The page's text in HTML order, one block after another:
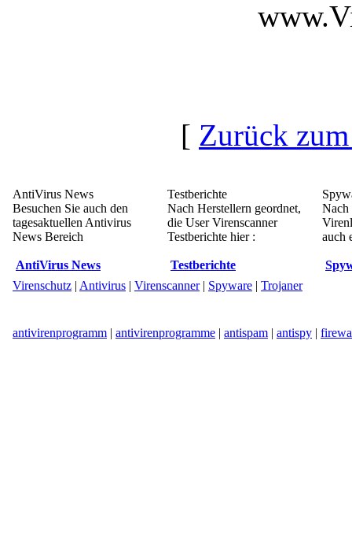
[ Zurück
AntiVirus News
Besuchen Sie auch den
tagesaktuellen Antivirus
News Bereich
AntiVirus News
Testberichte
Nach Herstellern geordnet,
die User Virenscanner
Testberichte hier :
Testberichte
Nach
auch
Virenschutz | Antivirus | Virenscanner| Spyware | Trojaner
antivirenprogramm | antivirenprogramme | antispam | antispy |